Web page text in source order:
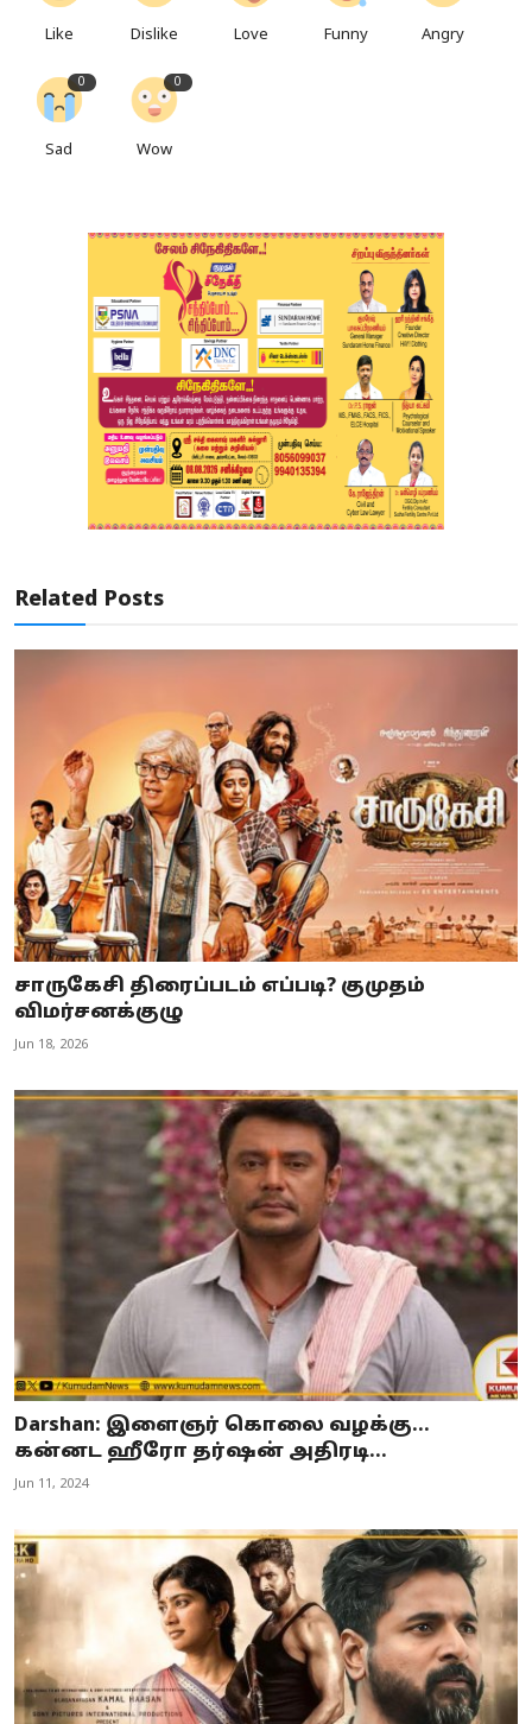
Like Dislike Love Funny Angry
0
Sad
0
Wow
Related Posts
சாருகேசி திரைப்படம் எப்படி? குமுதம்
விமர்சனக்குழு
Jun 18, 2026
Darshan: இளைஞர் கொலை வழக்கு...
கன்னட ஹீரோ தர்ஷன் அதிரடி...
Jun 11, 2024